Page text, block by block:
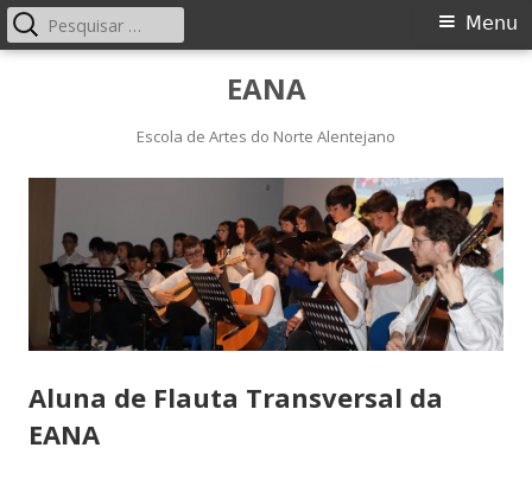
EANA
Escola de Artes do Norte Alentejano
Menu
principal
Menu
Pesquisar
por:
Aluna de Flauta Transversal da
EANA